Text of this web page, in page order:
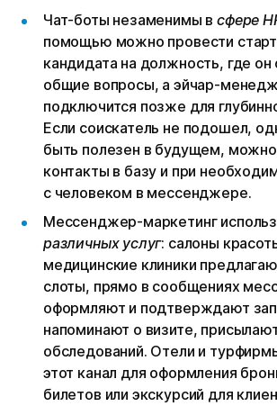
Чат-боты незаменимы всфере
помощью можно провести
кандидата на должность, где он
общие вопросы, а эйчар-
подключится позже для
Если соискатель не подошел,
быть полезен в будущем, можно
контакты в базу и при
с человеком в мессенджере.
Мессенджер-маркетинг
различных услуг: салоны
медицинские клиники
слоты, прямо в сообщениях
оформляют и подтверждают
напоминают о визите,
обследований. Отели и
этот канал для оформления
билетов или экскурсий для